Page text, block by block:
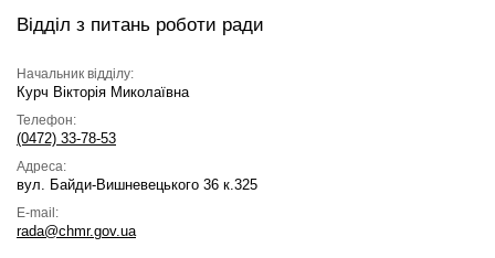
Відділ з питань роботи ради
Начальник відділу:
Курч Вікторія Миколаївна
Телефон:
(0472) 33-78-53
Адреса:
вул. Байди-Вишневецького 36 к.325
E-mail:
rada@chmr.gov.ua